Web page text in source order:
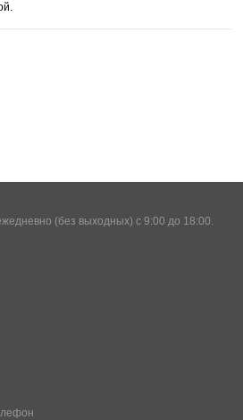
(без выходных) с 9:00 до 18:00.